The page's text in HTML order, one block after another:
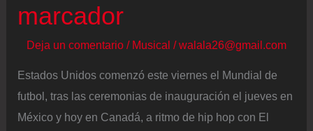
marcador
Deja un comentario / Musical /walala26@gmail.com
Estados Unidos comenzó este viernes el Mundial de
futbol, tras las ceremonias de inauguración el jueves en
México y hoy en Canadá, a ritmo de hip hop con El